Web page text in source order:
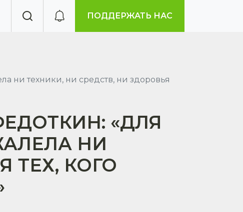
ПОДДЕРЖАТЬ НАС
ни техники, ни средств, ни здоровья
«ДЛЯ
НИ
ТЕХ, КОГО